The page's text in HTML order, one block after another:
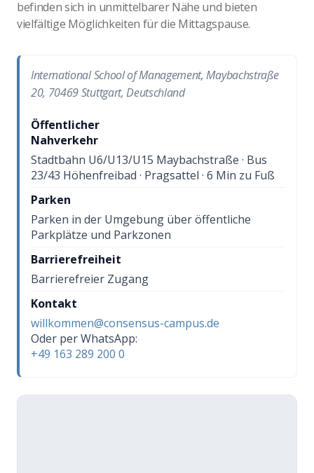
befinden sich in unmittelbarer Nähe und bieten
vielfältige Möglichkeiten für die Mittagspause.
International School of Management, Maybachstraße
20, 70469 Stuttgart, Deutschland
Öffentlicher
Nahverkehr
Stadtbahn U6/U13/U15 Maybachstraße · Bus
23/43 Höhenfreibad · Pragsattel · 6 Min zu Fuß
Parken
Parken in der Umgebung über öffentliche
Parkplätze und Parkzonen
Barrierefreiheit
Barrierefreier Zugang
Kontakt
willkommen@consensus-campus.de
Oder per WhatsApp:
+49 163 289 200 0